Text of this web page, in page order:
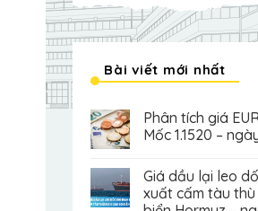
Bài viết mới nhất
Phân tích giá
Mốc 1.1520 –
Giá dầu lại leo
xuất cấm tàu